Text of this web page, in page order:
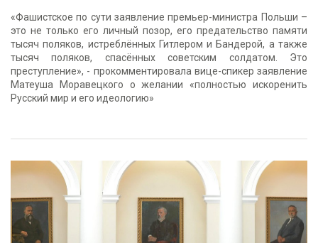
«Фашистское по сути заявление премьер-министра Польши –
это не только его личный позор, его предательство памяти
тысяч поляков, истреблённых Гитлером и Бандерой, а также
тысяч поляков, спасённых советским солдатом. Это
преступление», - прокомментировала вице-спикер заявление
Матеуша Моравецкого о желании «полностью искоренить
Русский мир и его идеологию»